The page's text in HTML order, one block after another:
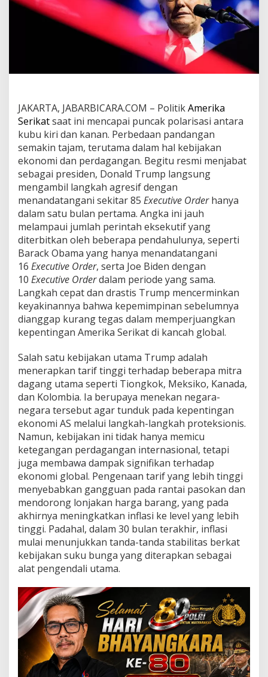
S
u
B
g
a
:
r
u
m
p
d
i
T
e
n
g
a
h
P
u
s
a
r
a
T
a
n
t
a
n
g
a
E
k
o
n
o
m
i
JAKARTA, JABARBICARA.COM – PolitikAmerika
Serikatsaat ini mencapai puncak polarisasi antara
kubu kiri dan kanan. Perbedaan pandangan
semakin tajam, terutama dalam hal kebijakan
ekonomi dan perdagangan. Begitu resmi menjabat
sebagai presiden, Donald Trump langsung
mengambil langkah agresif dengan
menandatangani sekitar 85 Executive Orderhanya
dalam satu bulan pertama. Angka ini jauh
melampaui jumlah perintah eksekutif yang
diterbitkan oleh beberapa pendahulunya, seperti
Barack Obama yang hanya menandatangani
16 Executive Order, serta Joe Biden dengan
10 Executive Orderdalam periode yang sama.
Langkah cepat dan drastis Trump mencerminkan
keyakinannya bahwa kepemimpinan sebelumnya
dianggap kurang tegas dalam memperjuangkan
kepentingan Amerika Serikat di kancah global.
Salah satu kebijakan utama Trump adalah
menerapkan tarif tinggi terhadap beberapa mitra
dagang utama seperti Tiongkok, Meksiko, Kanada,
dan Kolombia. Ia berupaya menekan negara-
negara tersebut agar tunduk pada kepentingan
ekonomi AS melalui langkah-langkah proteksionis.
Namun, kebijakan ini tidak hanya memicu
ketegangan perdagangan internasional, tetapi
juga membawa dampak signifikan terhadap
ekonomi global. Pengenaan tarif yang lebih tinggi
menyebabkan gangguan pada rantai pasokan dan
mendorong lonjakan harga barang, yang pada
akhirnya meningkatkan inflasi ke level yang lebih
tinggi. Padahal, dalam 30 bulan terakhir, inflasi
mulai menunjukkan tanda-tanda stabilitas berkat
kebijakan suku bunga yang diterapkan sebagai
alat pengendali utama.